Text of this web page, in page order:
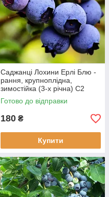
Саджанці Лохини Ерлі Блю -
рання, крупноплідна,
зимостійка (3-х річна) С2
Готово до відправки
180 ₴
Купити